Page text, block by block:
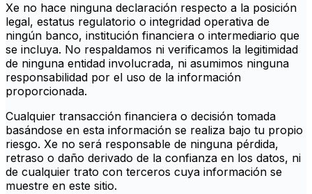
Xe no hace ninguna declaración respecto a la posición
legal, estatus regulatorio o integridad operativa de
ningún banco, institución financiera o intermediario que
se incluya. No respaldamos ni verificamos la legitimidad
de ninguna entidad involucrada, ni asumimos ninguna
responsabilidad por el uso de la información
proporcionada.
Cualquier transacción financiera o decisión tomada
basándose en esta información se realiza bajo tu propio
riesgo. Xe no será responsable de ninguna pérdida,
retraso o daño derivado de la confianza en los datos, ni
de cualquier trato con terceros cuya información se
muestre en este sitio.